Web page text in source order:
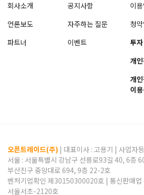
회사소개
언론보도
파트너
공지사항
자주하는 질문
이벤트
이
청
투
개
개
이
오픈트레이드(주) | 대표이사 : 고용기 | 사업자
서울 : 서울특별시 강남구 선릉로93길 40, 6층
부산진구 중앙대로 694, 9층 22-2호
벤처기업확인 제30150300020호 | 통신판매
서울서초-2120호